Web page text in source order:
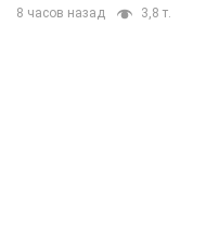
8 часов назад 3,8 т.